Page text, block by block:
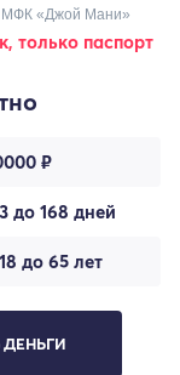
«Джой Мани»
только паспорт
₽
до 168 дней
до 65 лет